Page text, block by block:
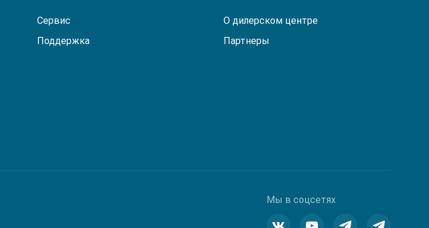
Сервис
Поддержка
О дилерском центре
Партнеры
Мы в соцсетях